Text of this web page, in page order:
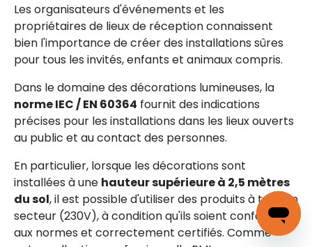
Les organisateurs d'événements et les
propriétaires de lieux de réception connaissent
bien l'importance de créer des installations sûres
pour tous les invités, enfants et animaux compris.
Dans le domaine des décorations lumineuses, la
norme IEC / EN 60364 fournit des indications
précises pour les installations dans les lieux ouverts
au public et au contact des personnes.
En particulier, lorsque les décorations sont
installées à une hauteur supérieure à 2,5 mètres
du sol, il est possible d'utiliser des produits à tension
secteur (230V), à condition qu'ils soient conformes
aux normes et correctement certifiés. Comme